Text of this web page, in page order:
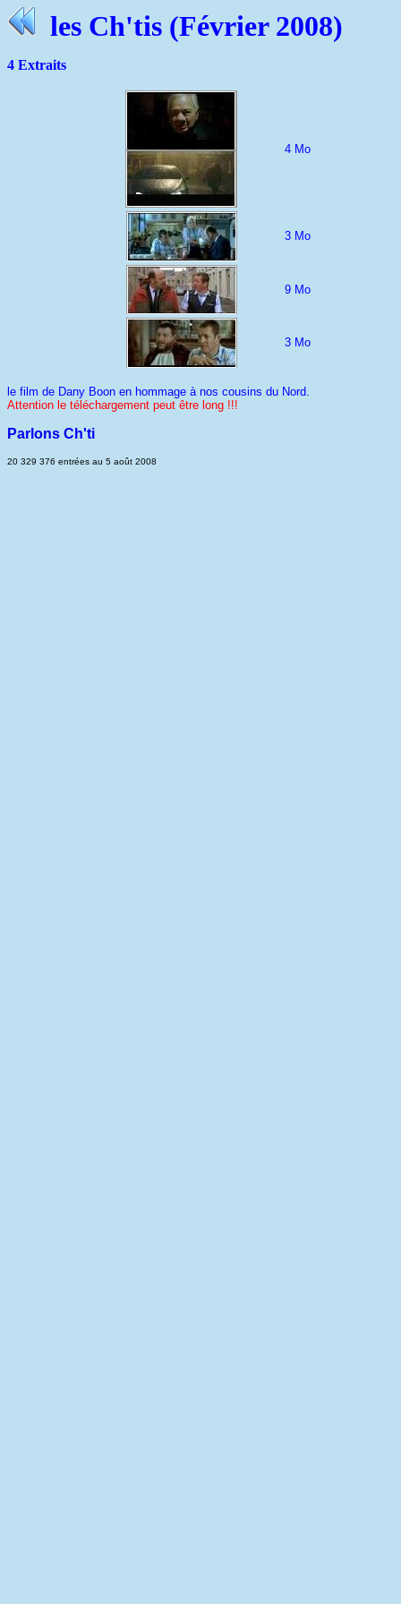
les Ch'tis (Février 2008)
4 Extraits
4 Mo
3 Mo
9 Mo
3 Mo
le film de Dany Boon en hommage à nos cousins du Nord.
Attention le téléchargement peut être long !!!
Parlons Ch'ti
20 329 376 entrées au 5 août 2008